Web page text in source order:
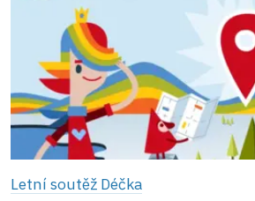
Letní soutěž Déčka